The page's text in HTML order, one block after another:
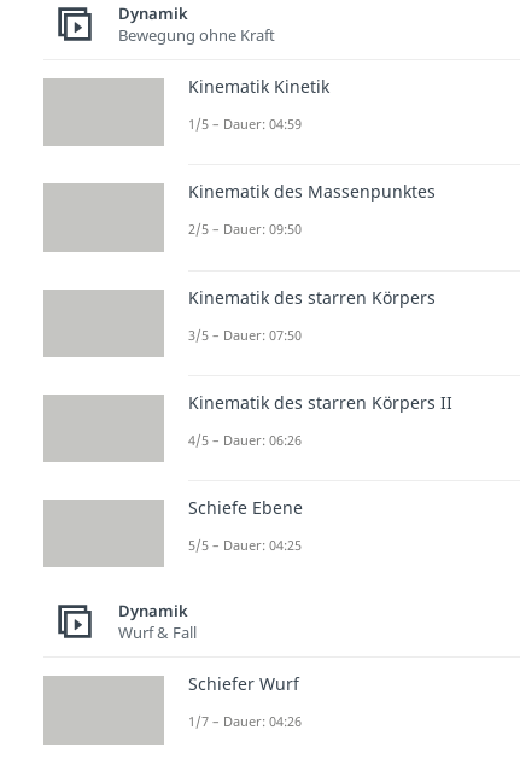
Dynamik
Bewegung ohne Kraft
Kinematik Kinetik
1/5 – Dauer: 04:59
Kinematik des Massenpunktes
2/5 – Dauer: 09:50
Kinematik des starren Körpers
3/5 – Dauer: 07:50
Kinematik des starren Körpers II
4/5 – Dauer: 06:26
Schiefe Ebene
5/5 – Dauer: 04:25
Dynamik
Wurf & Fall
Schiefer Wurf
1/7 – Dauer: 04:26